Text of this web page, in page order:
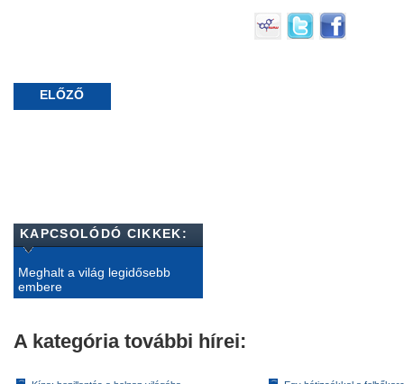
ELŐZŐ
KAPCSOLÓDÓ CIKKEK:
Meghalt a világ legidősebb
embere
A kategória további hírei: